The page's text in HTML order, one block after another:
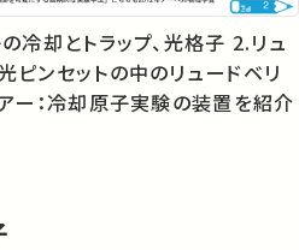
却とトラップ、光格子 2.リュ
ピンセットの中のリュードベリ
アー：冷却原子実験の装置を紹介